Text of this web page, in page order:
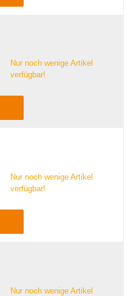
Nur noch wenige Artikel
verfügbar!
Nur noch wenige Artikel
verfügbar!
Nur noch wenige Artikel